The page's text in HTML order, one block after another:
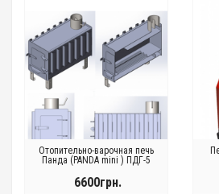
Отопительно-варочная печь
Панда (PANDA mini ) ПДГ-5
6600грн.